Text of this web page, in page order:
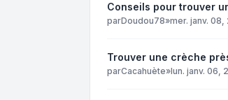
Conseils pour trouver
parDoudou78»mer. janv. 08,
Trouver une crèche
parCacahuète»lun. janv. 06,